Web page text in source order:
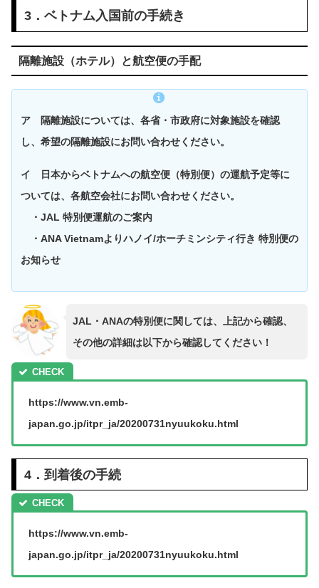
3．ベトナム入国前の手続き
隔離施設（ホテル）と航空便の手配
ア 隔離施設については、各省・市政府に対象施設を確認
し、希望の隔離施設にお問い合わせください。
イ 日本からベトナムへの航空便（特別便）の運航予定等に
ついては、各航空会社にお問い合わせください。
・JAL 特別便運航のご案内
・ANA Vietnamよりハノイ/ホーチミンシティ行き 特別便の
お知らせ
JAL・ANAの特別便に関しては、上記から確認、
その他の詳細は以下から確認してください！
https://www.vn.emb-
japan.go.jp/itpr_ja/20200731nyuukoku.html
4．到着後の手続
https://www.vn.emb-
japan.go.jp/itpr_ja/20200731nyuukoku.html